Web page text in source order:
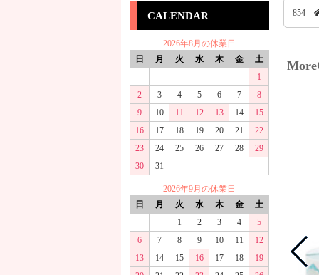
CALENDAR
2026年8月の休業日
日
月 火 水 木 金
土
1
2
3 4 5 6 7
8
9
10 11 12 13 14
15
16
17 18 19 20 21
22
23
24 25 26 27 28
29
30
31
2026年9月の休業日
日
月 火 水 木 金
土
1
2 3 4
5
6
7 8 9 10 11
12
13
14 15 16 17 18
19
854